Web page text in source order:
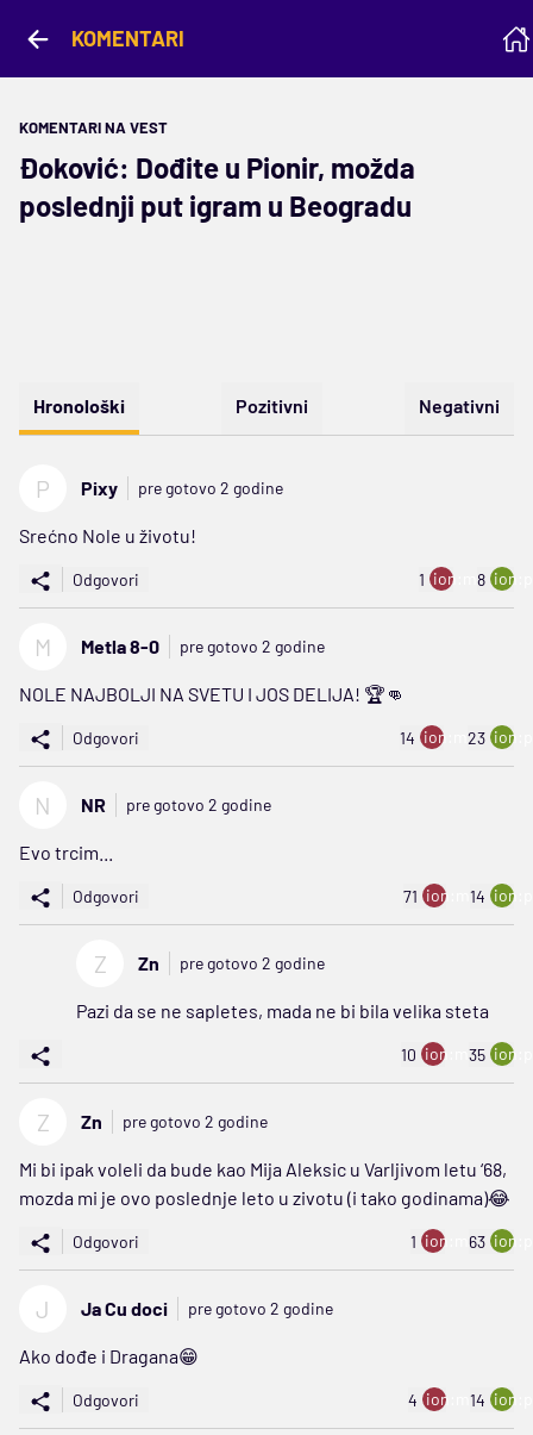
KOMENTARI
KOMENTARI NA VEST
Đoković: Dođite u Pionir, možda
poslednji put igram u Beogradu
Hronološki Pozitivni Negativni
P Pixy pre gotovo 2 godine
Srećno Nole u životu!
Odgovori 1 ion:minus
8
M Metla 8-0 pre gotovo 2 godine
NOLE NAJBOLJI NA SVETU I JOS DELIJA! 🏆👊
Odgovori 14 ion:minus
23
N NR pre gotovo 2 godine
Evo trcim...
Odgovori 71 ion:minus
14
Z Zn pre gotovo 2 godine
Pazi da se ne sapletes, mada ne bi bila velika steta
10 ion:minus
35
Z Zn pre gotovo 2 godine
Mi bi ipak voleli da bude kao Mija Aleksic u Varljivom letu ‘68,
mozda mi je ovo poslednje leto u zivotu (i tako godinama)😂
Odgovori 1 ion:minus
63
J Ja Cu doci pre gotovo 2 godine
Ako dođe i Dragana😁
Odgovori 4 ion:minus
14